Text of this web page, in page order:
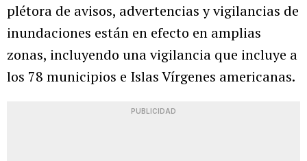
plétora de avisos, advertencias y vigilancias de
inundaciones están en efecto en amplias
zonas, incluyendo una vigilancia que incluye a
los 78 municipios e Islas Vírgenes americanas.
PUBLICIDAD